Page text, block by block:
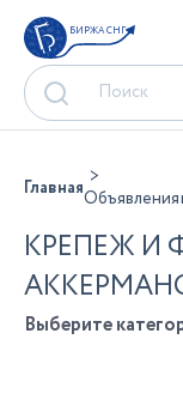
БИРЖА СНГ
ГлавнаяОбъявления
КРЕПЕЖ И
Выберите